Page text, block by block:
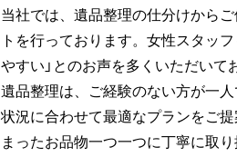
当社では、遺品整理の仕分けから
トを行っております。女性スタッ
やすい」とのお声を多くいただいて
遺品整理は、ご経験のない方が一
状況に合わせて最適なプランをご
まったお品物一つ一つに丁寧に取